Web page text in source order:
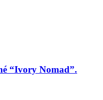
“Ivory Nomad”.